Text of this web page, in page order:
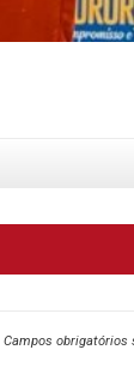
Campos obrigatórios